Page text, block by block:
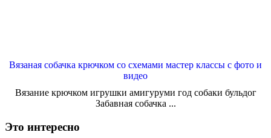
Вязаная собачка крючком со схемами мастер классы с фото и
видео
Вязание крючком игрушки амигуруми год собаки бульдог
Забавная собачка ...
Это интересно